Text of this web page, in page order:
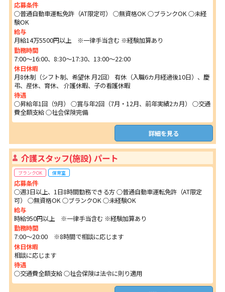
応募条件
○普通自動車運転免許（AT限定可） ○無資格OK ○ブランクOK ○未経
験OK
給与
月給14万5500円以上 ※一律手当含む ※経験加算あり
勤務時間
7:00～16:00、8:30～17:30、13:00～22:00
休日休暇
月8休制（シフト制、希望休 月2回） 有休（入職6カ月経過後10日）、慶
弔、産休、育休、 介護休暇、子の看護休暇
待遇
○昇給年1回（9月） ○賞与年2回（7月・12月、前年実績2カ月） ○交通
費全額支給 ○社会保険完備
詳細を見る
介護スタッフ(施設) パート
ブランクOK 保育室
応募条件
○週3日以上、1日8時間勤務できる方 ○普通自動車運転免許（AT限定
可） ○無資格OK ○ブランクOK ○未経験OK
給与
時給950円以上 ※一律手当含む ※経験加算あり
勤務時間
7:00～20:00 ※8時間で相談に応じます
休日休暇
相談に応じます
待遇
○交通費全額支給 ○社会保険は法令に則り適用